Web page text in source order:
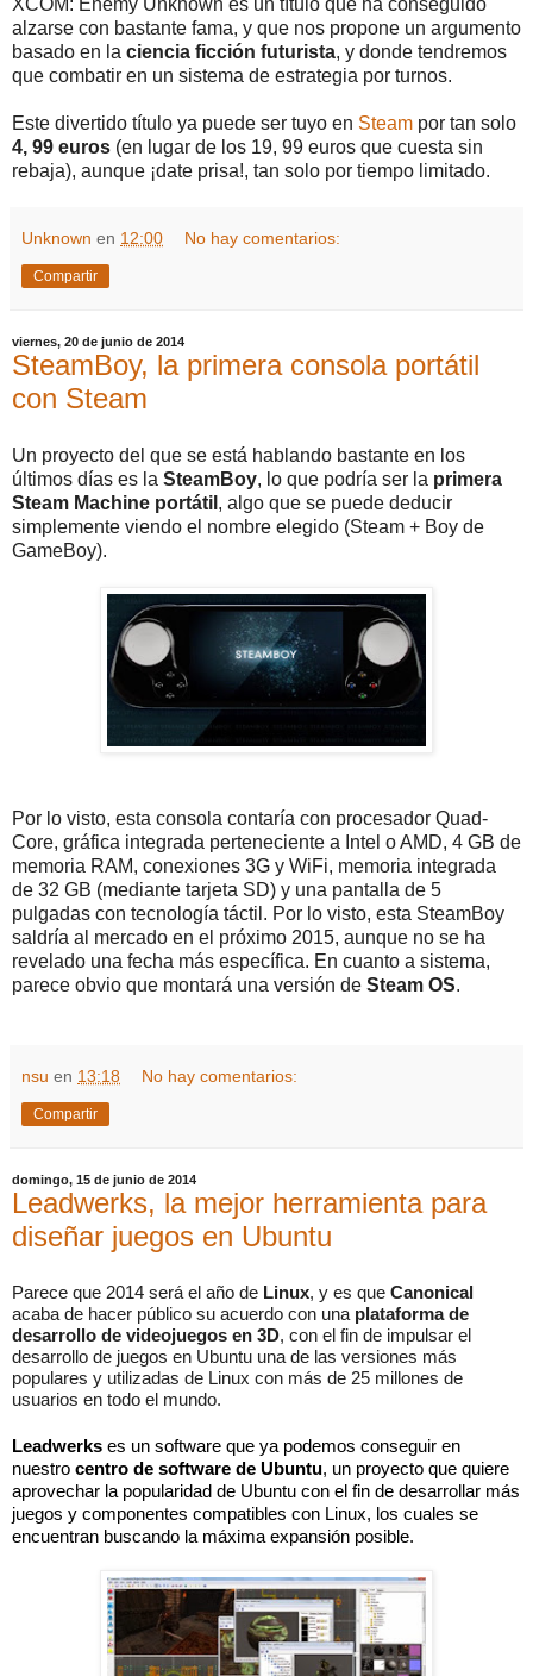
XCOM: Enemy Unknown es un título que ha conseguido
alzarse con bastante fama, y que nos propone un argumento
basado en la ciencia ficción futurista, y donde tendremos
que combatir en un sistema de estrategia por turnos.
Este divertido título ya puede ser tuyo en Steam por tan solo
4, 99 euros (en lugar de los 19, 99 euros que cuesta sin
rebaja), aunque ¡date prisa!, tan solo por tiempo limitado.
Unknown en 12:00 No hay comentarios:
Compartir
viernes, 20 de junio de 2014
SteamBoy, la primera consola portátil
con Steam
Un proyecto del que se está hablando bastante en los
últimos días es la SteamBoy, lo que podría ser la primera
Steam Machine portátil , algo que se puede deducir
simplemente viendo el nombre elegido (Steam + Boy de
GameBoy).
Por lo visto, esta consola contaría con procesador Quad-
Core, gráfica integrada perteneciente a Intel o AMD, 4 GB de
memoria RAM, conexiones 3G y WiFi, memoria integrada
de 32 GB (mediante tarjeta SD) y una pantalla de 5
pulgadas con tecnología táctil. Por lo visto, esta SteamBoy
saldría al mercado en el próximo 2015, aunque no se ha
revelado una fecha más específica. En cuanto a sistema,
parece obvio que montará una versión de Steam OS.
nsu en 13:18 No hay comentarios:
Compartir
domingo, 15 de junio de 2014
Leadwerks, la mejor herramienta para
diseñar juegos en Ubuntu
Parece que 2014 será el año de Linux, y es que Canonical
acaba de hacer público su acuerdo con una plataforma de
desarrollo de videojuegos en 3D, con el fin de impulsar el
desarrollo de juegos en Ubuntu una de las versiones más
populares y utilizadas de Linux con más de 25 millones de
usuarios en todo el mundo.
Leadwerks es un software que ya podemos conseguir en
nuestro centro de software de Ubuntu, un proyecto que quiere
aprovechar la popularidad de Ubuntu con el fin de desarrollar más
juegos y componentes compatibles con Linux, los cuales se
encuentran buscando la máxima expansión posible.